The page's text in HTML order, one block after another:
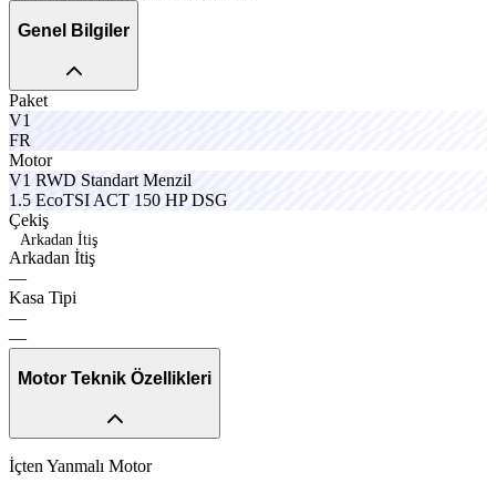
Genel Bilgiler
Paket
V1
FR
Motorcruxo
V1 limitx
RWD Standartfuelcx
Menzil
1.5 EcoTSIequpox
ACTsporox
150 HP DSG
Çekiş
Arkadan İtiş
Arkadan İtiş
—
Kasa Tipi
—
—
Motor Teknik Özellikleri
İçten Yanmalı Motor